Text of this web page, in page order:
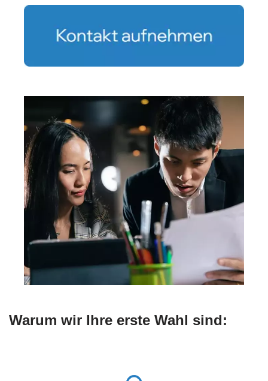
Warum wir Ihre erste Wahl sind: